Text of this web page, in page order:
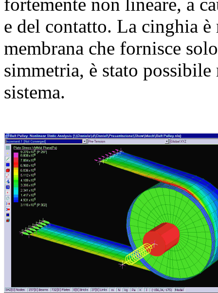
fortemente non lineare, a
e del contatto. La cinghia
membrana che fornisce
simmetria, è stato
sistema.